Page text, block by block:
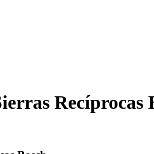
Recíprocas